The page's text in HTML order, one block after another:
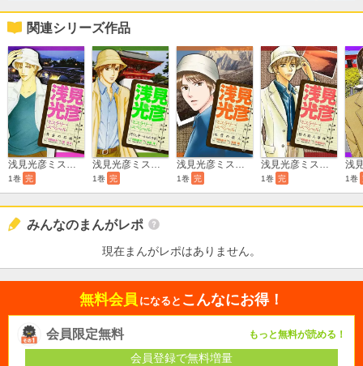
関連シリーズ作品
浅見光彦ミステリースペシャル 黄金の石橋
1巻 完
浅見光彦ミステリースペシャル 耳なし芳一からの手紙
1巻 完
浅見光彦ミステリースペシャル 氷雪の殺人
1巻 完
浅見光彦ミステリースペシャル 朝日殺人事件
1巻 完 1巻
みんなのまんがレポ
現在まんがレポはありません。
無料会員 になると こんなにお得！
会員限定無料 もっと無料が読める！
会員登録で無料増量